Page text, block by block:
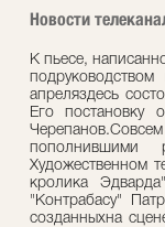
Новости
К пьесе,
апреляздесь
Его постановку
пополнившими
Художественном
кролика
"Контрабасу"
созданныхна